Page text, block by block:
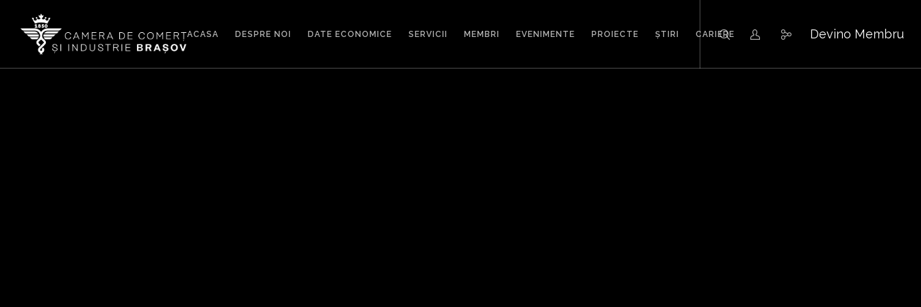
Devino Membru
ACASA DESPRE NOI DATE ECONOMICE SERVICII MEMBRI EVENIMENTE PROIECTE ȘTIRI CARIERE